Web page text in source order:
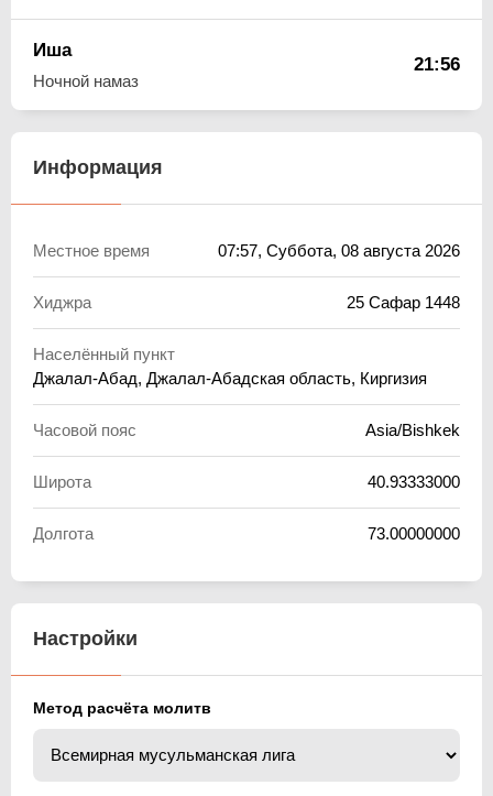
Иша
Ночной намаз
21:56
Информация
Местное время 07:57, Суббота, 08 августа 2026
Хиджра 25 Сафар 1448
Населённый пункт
Джалал-Абад, Джалал-Абадская область, Киргизия
Часовой пояс Asia/Bishkek
Широта 40.93333000
Долгота 73.00000000
Настройки
Метод расчёта молитв